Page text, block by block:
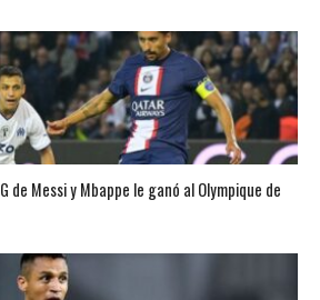
de Messi y Mbappe le ganó al Olympique de